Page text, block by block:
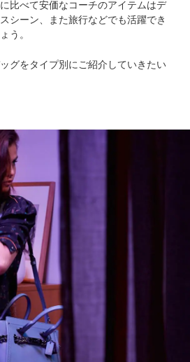
比べて安価なコーチのアイテムはデ
シーン、また旅行などでも活躍でき
う。
グをタイプ別にご紹介していきたい